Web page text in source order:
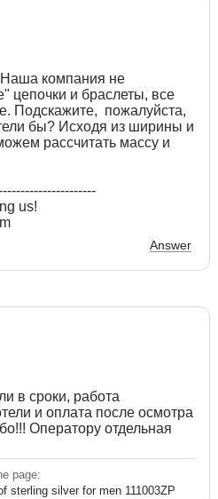
компания не
цепочки и браслеты, все
Подскажите, пожалуйста,
бы? Исходя из ширины и
рассчитать массу и
us!
Answer
в сроки, работа
и оплата после осмотра
Оператору отдельная
page:
sterling silver for men 111003ZP